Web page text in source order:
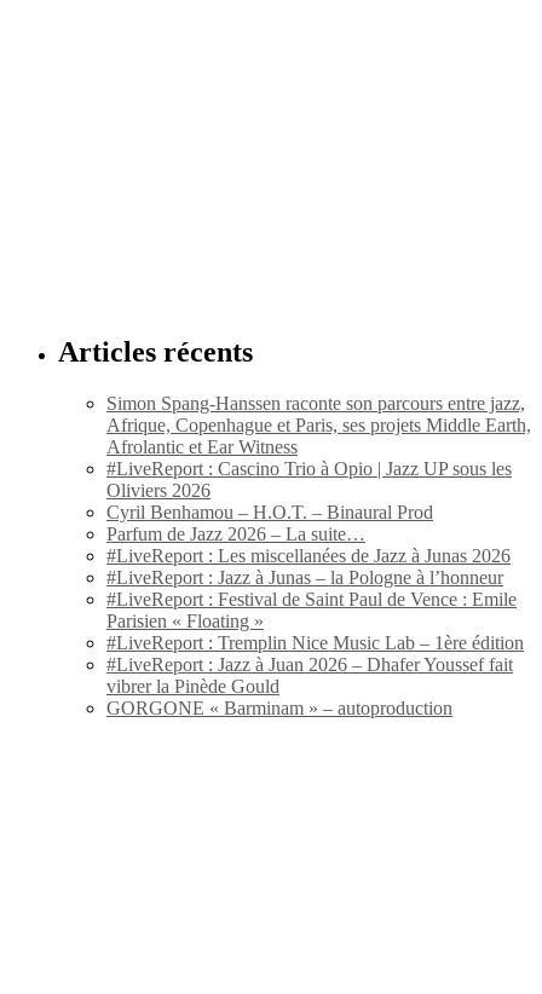
Articles récents
Simon Spang-Hanssen raconte son parcours entre jazz,
Afrique, Copenhague et Paris, ses projets Middle Earth,
Afrolantic et Ear Witness
#LiveReport : Cascino Trio à Opio | Jazz UP sous les
Oliviers 2026
Cyril Benhamou – H.O.T. – Binaural Prod
Parfum de Jazz 2026 – La suite…
#LiveReport : Les miscellanées de Jazz à Junas 2026
#LiveReport : Jazz à Junas – la Pologne à l’honneur
#LiveReport : Festival de Saint Paul de Vence : Emile
Parisien « Floating »
#LiveReport : Tremplin Nice Music Lab – 1ère édition
#LiveReport : Jazz à Juan 2026 – Dhafer Youssef fait
vibrer la Pinède Gould
GORGONE « Barminam » – autoproduction